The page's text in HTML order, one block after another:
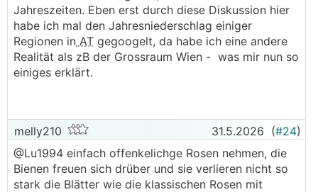
Jahreszeiten. Eben erst durch diese Diskussion hier
habe ich mal den Jahresniederschlag einiger
Regionen in AT gegoogelt, da habe ich eine andere
Realität als zB der Grossraum Wien - was mir nun so
einiges erklärt.
melly210 31.5.2026 (#24)
@Lu1994 einfach offenkelichge Rosen nehmen, die
Bienen freuen sich drüber und sie verlieren nicht so
stark die Blätter wie die klassischen Rosen mit